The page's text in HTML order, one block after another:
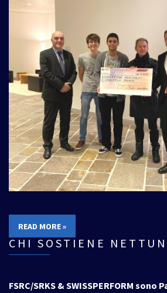
READ MORE »
CHI SOSTIENE
FSRC/SRKS & SWISSPERFORM